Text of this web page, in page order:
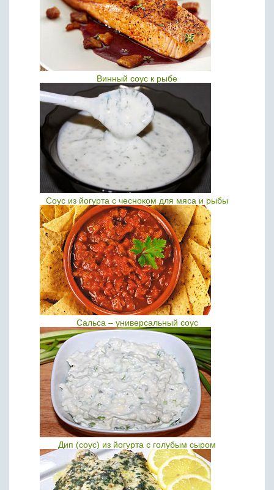
Винный соус к рыбе
Соус из йогурта с чесноком для мяса и рыбы
Сальса – универсальный соус
Дип (соус) из йогурта с голубым сыром